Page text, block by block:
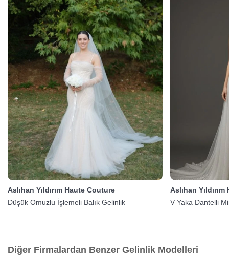
Aslıhan Yıldırım Haute Couture
Düşük Omuzlu İşlemeli Balık Gelinlik
Aslıhan
V Yaka Dantelli
Diğer Firmalardan Benzer Gelinlik Modelleri